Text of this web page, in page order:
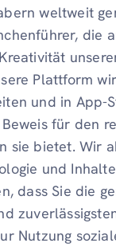
weltweit
die
Plattform
und in App-
für den
sie bietet. Wir
und
dass Sie die
Nutzung